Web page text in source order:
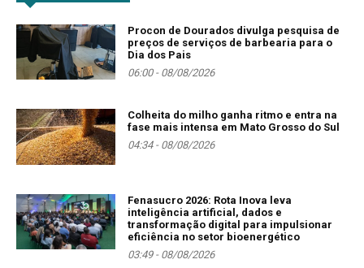
Procon de Dourados divulga pesquisa de
preços de serviços de barbearia para o
Dia dos Pais
06:00 - 08/08/2026
Colheita do milho ganha ritmo e entra na
fase mais intensa em Mato Grosso do Sul
04:34 - 08/08/2026
Fenasucro 2026: Rota Inova leva
inteligência artificial, dados e
transformação digital para impulsionar
eficiência no setor bioenergético
03:49 - 08/08/2026